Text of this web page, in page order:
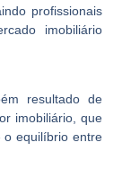
profissionais
imobiliário
resultado de
imobiliário, que
o equilíbrio entre